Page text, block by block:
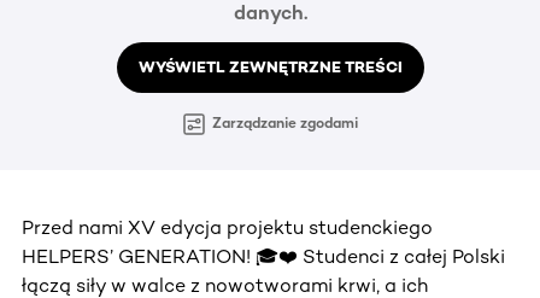
danych.
WYŚWIETL ZEWNĘTRZNE TREŚCI
Zarządzanie zgodami
Przed nami XV edycja projektu studenckiego
HELPERS’ GENERATION! 🎓❤️ Studenci z całej Polski
łączą siły w walce z nowotworami krwi, a ich